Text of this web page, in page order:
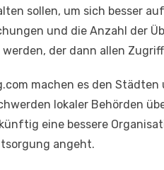
sollen, um sich besser
und die Anzahl der
der dann allen
machen es den
lokaler Behörden
eine bessere
angeht.